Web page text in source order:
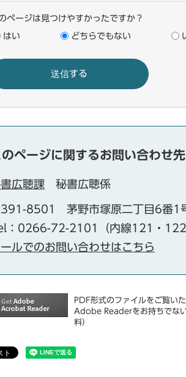
ページは見つけやすかったですか？
はい どちらでもない
のページに関するお問い合わせ先
広聴課 秘書広聴係
391-8501
茅野市塚原二丁目6番1
：0266-72-2101（内線121・122
ールでのお問い合わせはこちら
PDF形式のファイルをご覧い
Adobe Readerをお持ちでな
料）